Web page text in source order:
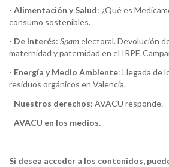
- Alimentación y Salud: ¿Qué es
consumo sostenibles.
- De interés: Spamelectoral. Devolución
maternidad y paternidad en el IRPF.
- Energía y Medio Ambiente: Llegada de
residuos orgánicos en Valencia.
- Nuestros derechos: AVACU responde.
- AVACU en los medios.
Si desea acceder a los contenidos,